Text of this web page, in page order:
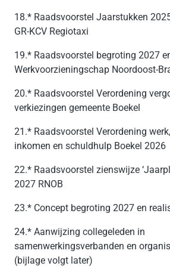
18.* Raadsvoorstel Jaarstukken
GR-KCV Regiotaxi
19.* Raadsvoorstel begroting 2027
Werkvoorzieningschap Noordoost-
20.* Raadsvoorstel Verordening
verkiezingen gemeente Boekel
21.* Raadsvoorstel Verordening
inkomen en schuldhulp Boekel 2026
22.* Raadsvoorstel zienswijze
2027 RNOB
23.* Concept begroting 2027 en
24.* Aanwijzing collegeleden in
samenwerkingsverbanden en
(bijlage volgt later)